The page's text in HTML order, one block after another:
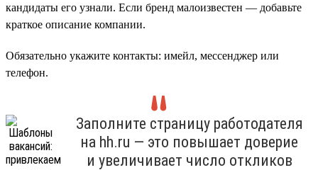
кандидаты его узнали. Если бренд малоизвестен — добавьте
краткое описание компании.
Обязательно укажите контакты: имейл, мессенджер или
телефон.
Заполните страницу работодателя
на hh.ru — это повышает доверие
и увеличивает число откликов